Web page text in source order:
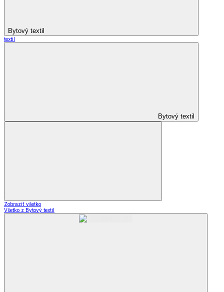
Bytový textil
textil
Bytový textil
Zobraziť všetko
Všetko z Bytový textil